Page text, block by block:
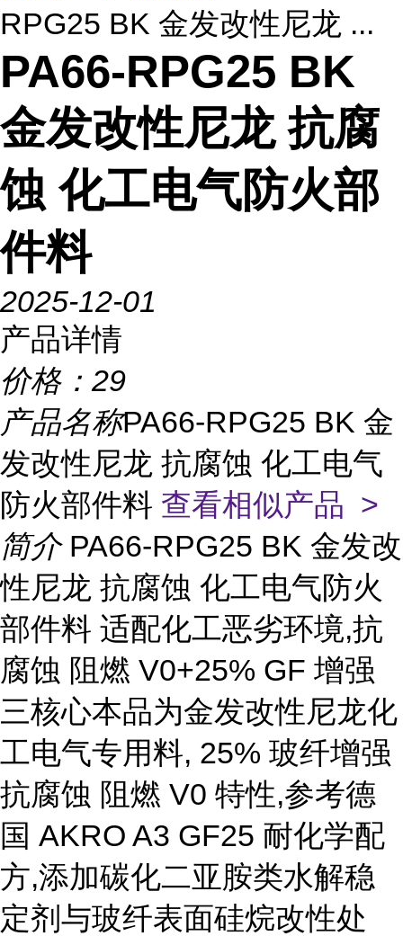
RPG25 BK 金发改性尼龙 ...
PA66-RPG25 BK
金发改性尼龙 抗腐
蚀 化工电气防火部
件料
2025-12-01
产品详情
价格： 29
产品名称PA66-RPG25 BK 金
发改性尼龙 抗腐蚀 化工电气
防火部件料 查看相似产品 >
简介 PA66-RPG25 BK 金发改
性尼龙 抗腐蚀 化工电气防火
部件料 适配化工恶劣环境,抗
腐蚀 阻燃 V0+25% GF 增强
三核心本品为金发改性尼龙化
工电气专用料, 25% 玻纤增强
抗腐蚀 阻燃 V0 特性,参考德
国 AKRO A3 GF25 耐化学配
方,添加碳化二亚胺类水解稳
定剂与玻纤表面硅烷改性处